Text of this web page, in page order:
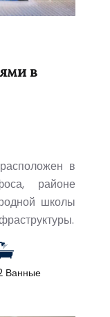
в
в
районе
школы
Ванные